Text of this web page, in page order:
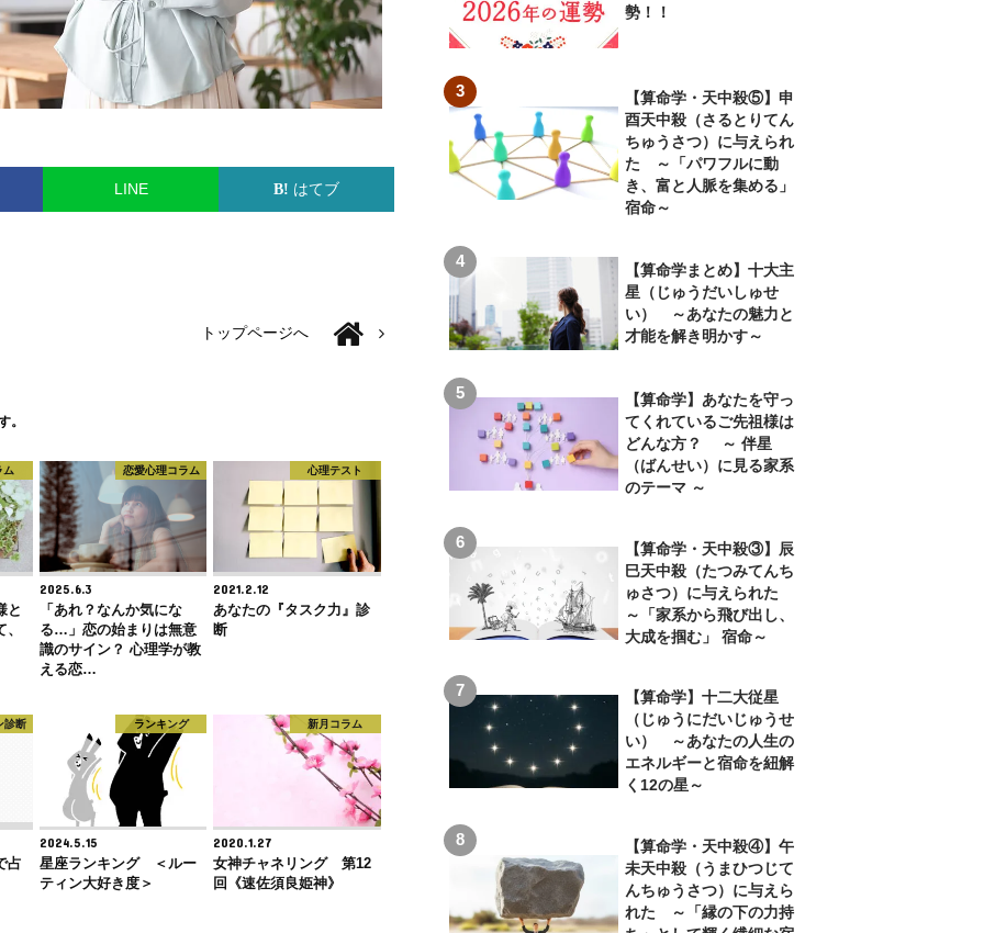
LINE はてブ
トップページへ
。
ム
と
恋愛心理コラム
2025.6.3
「あれ？なんか気にな
る…」恋の始まりは無意
識のサイン？ 心理学が教
える恋…
心理テスト
2021.2.12
あなたの『タスク力』診
断
診断
占
ランキング
2024.5.15
星座ランキング ＜ルー
ティン大好き度＞
新月コラム
2020.1.27
女神チャネリング 第12
回《速佐須良姫神》
勢！！
【算命学・天中殺⑤】申
酉天中殺（さるとりてん
ちゅうさつ）に与えられ
た ～「パワフルに動
き、富と人脈を集める」
宿命～
【算命学まとめ】十大主
星（じゅうだいしゅせ
い） ～あなたの魅力と
才能を解き明かす～
【算命学】あなたを守っ
てくれているご先祖様は
どんな方？ ～ 伴星
（ばんせい）に見る家系
のテーマ ～
【算命学・天中殺③】辰
巳天中殺（たつみてんち
ゅさつ）に与えられた
～「家系から飛び出し、
大成を掴む」 宿命～
【算命学】十二大従星
（じゅうにだいじゅうせ
い） ～あなたの人生の
エネルギーと宿命を紐解
く12の星～
【算命学・天中殺④】午
未天中殺（うまひつじて
んちゅうさつ）に与えら
れた ～「縁の下の力持